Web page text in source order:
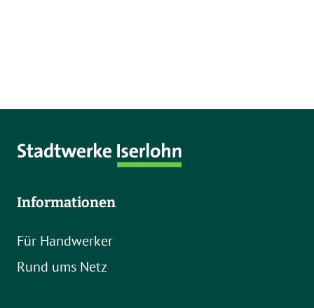
Informationen
Für Handwerker
Rund ums Netz